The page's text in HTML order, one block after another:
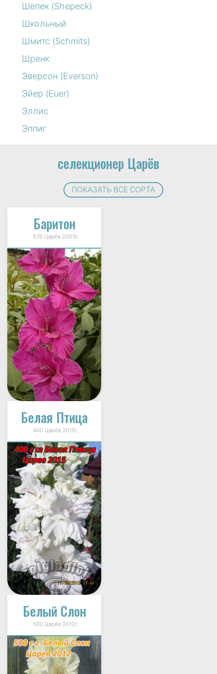
Шепек (Shepeck)
Школьный
Шмитс (Schmits)
Шренк
Эверсон (Everson)
Эйер (Euer)
Эллис
Эппиг
селекционер Царёв
ПОКАЗАТЬ ВСЕ СОРТА
Баритон
576 Царёв 2003г.
Белая Птица
400 Царёв 2015г.
Белый Слон
500 Царёв 2012г.